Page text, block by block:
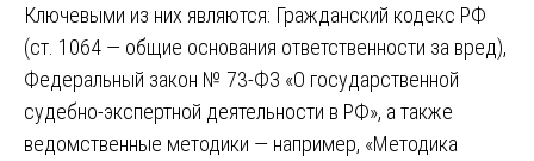
Ключевыми из них являются: Гражданский кодекс РФ
(ст. 1064 — общие основания ответственности за вред),
Федеральный закон № 73-ФЗ «О государственной
судебно-экспертной деятельности в РФ», а также
ведомственные методики — например, «Методика